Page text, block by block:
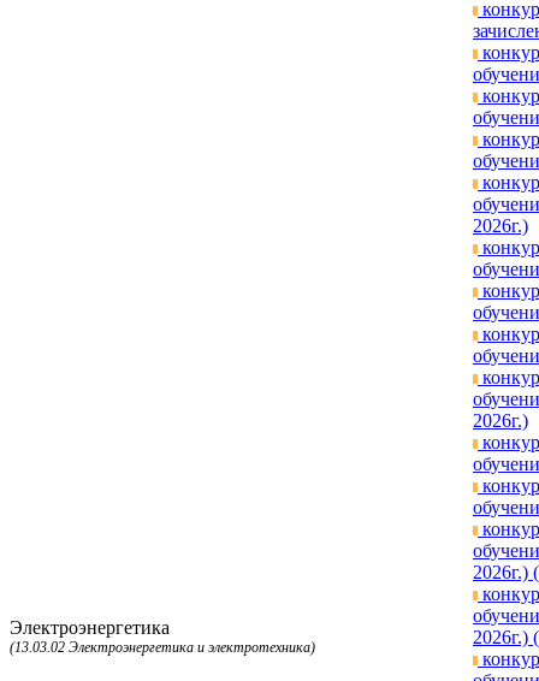
Электроэнергетика
(13.03.02 Электроэнергетика и электротехника)
2026г.)
2026г.)
2026г.)
2026г.)